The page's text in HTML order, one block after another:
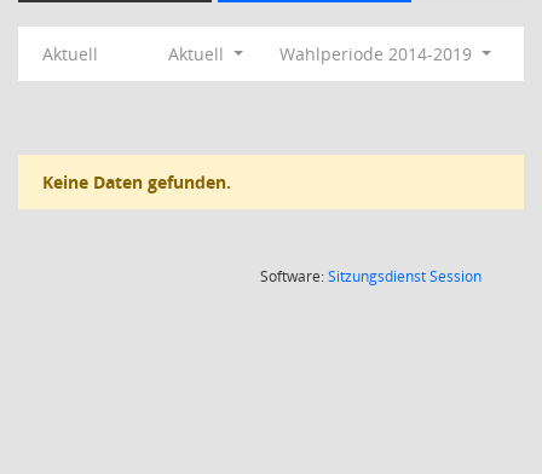
Aktuell Aktuell Wahlperiode 2014-2019
Keine Daten gefunden.
Software:SitzungsdienstSession(Wird in